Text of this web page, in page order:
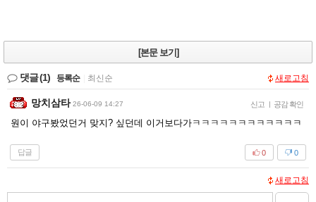
[본문 보기]
댓글(1) 등록순 최신순 새로고침
망치삼타 26-06-09 14:27 신고 | 공감 확인
원이 야구봤었던거 맞지? 싶던데 이거보다가ㅋㅋㅋㅋㅋㅋㅋㅋㅋㅋㅋㅋ
답글 0
0
새로고침